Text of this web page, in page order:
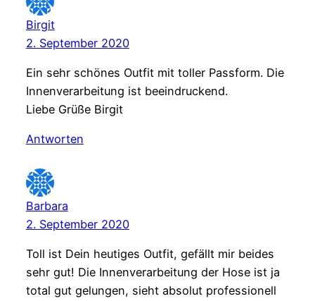
Birgit
2. September 2020
Ein sehr schönes Outfit mit toller Passform. Die
Innenverarbeitung ist beeindruckend.
Liebe Grüße Birgit
Antworten
Barbara
2. September 2020
Toll ist Dein heutiges Outfit, gefällt mir beides
sehr gut! Die Innenverarbeitung der Hose ist ja
total gut gelungen, sieht absolut professionell